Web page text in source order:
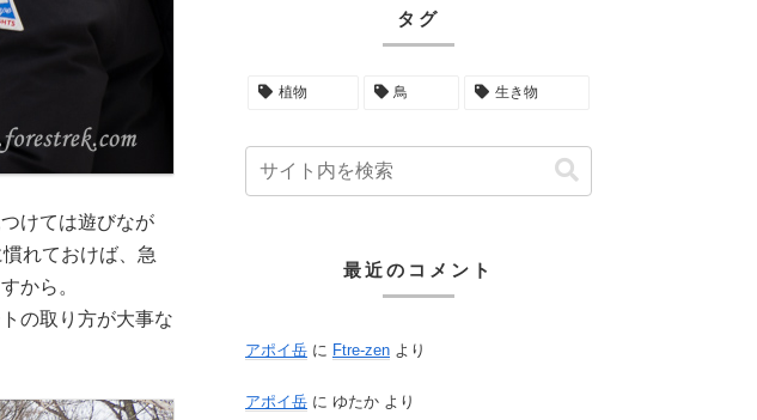
けては遊びなが
れておけば、急
から。
の取り方が大事な
タグ
植物 鳥 生き物
最近のコメント
アポイ岳 に Ftre-zen より
アポイ岳 に ゆたか より